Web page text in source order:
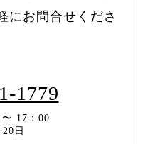
にお問合せくださ
1779
17：00
日